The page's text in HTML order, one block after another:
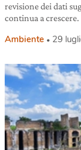
revisione dei dati
continua a crescere.
Ambiente 29